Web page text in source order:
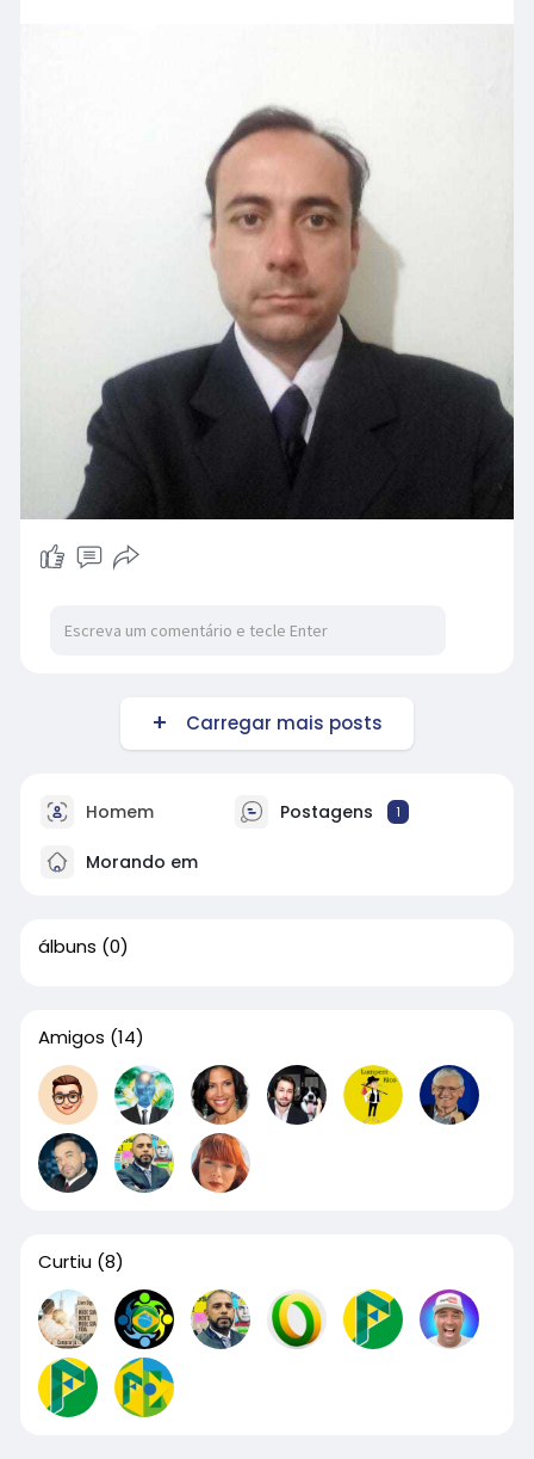
Carregar mais posts
Homem Postagens 1
Morando em
álbuns (0)
Amigos (14)
Curtiu (8)